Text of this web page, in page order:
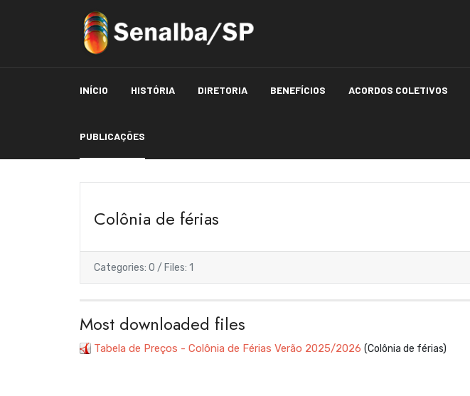
INÍCIO HISTÓRIA DIRETORIA BENEFÍCIOS ACORDOS COLETIVOS
PUBLICAÇÕES
Colônia de férias
Categories: 0 / Files: 1
Most downloaded files
Tabela de Preços - Colônia de Férias Verão 2025/2026 (Colônia de férias)